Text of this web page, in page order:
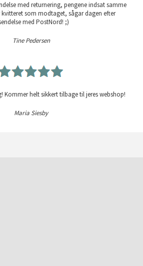
med returnering, pengene indsat samme
som modtaget, sågar dagen efter
med PostNord! ;)
Tine Pedersen
helt sikkert tilbage til jeres webshop!
Maria Siesby